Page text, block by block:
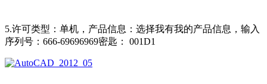
5.许可类型：单机，产品信息：选择我有我的产品信息，输入
序列号：666-69696969密匙： 001D1